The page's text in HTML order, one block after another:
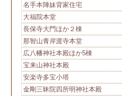
名手本陣妹背家住宅
大福院本堂
長保寺大門ほか２棟
那智山青岸渡寺本堂
広八幡神社本殿ほか5棟
宝来山神社本殿
安楽寺多宝小塔
金剛三昧院四所明神社本殿